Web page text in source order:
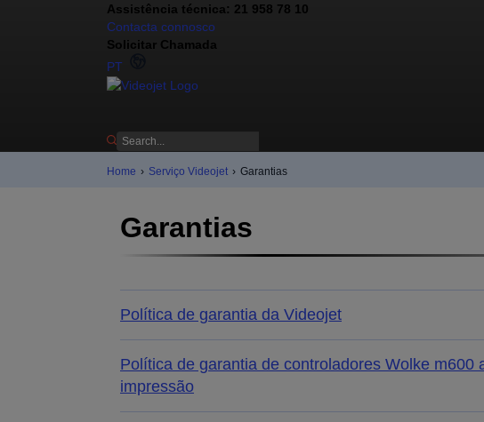
Assistência técnica: 21 958 78 10
Contacta connosco
Solicitar Chamada
PT
Home › Serviço Videojet › Garantias
Garantias
Política de garantia da Videojet
Política de garantia de controladores Wolke m600
impressão